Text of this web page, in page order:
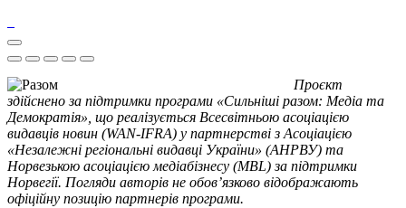
Проєкт
здійснено за підтримки програми «Сильніші разом: Медіа та
Демократія», що реалізується Всесвітньою асоціацією
видавців новин (WAN-IFRA) у партнерстві з Асоціацією
«Незалежні регіональні видавці України» (АНРВУ) та
Норвезькою асоціацією медіабізнесу (MBL) за підтримки
Норвегії. Погляди авторів не обов’язково відображають
офіційну позицію партнерів програми.